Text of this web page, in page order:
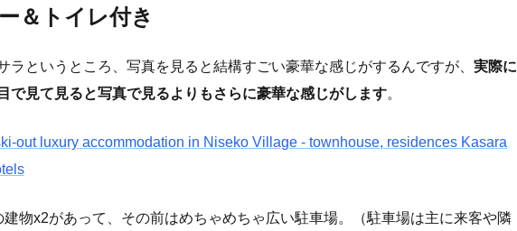
＆トイレ付き
ラというところ、写真を見ると結構すごい豪華な感じがするんですが、 実際に
で見て見ると写真で見るよりもさらに豪華な感じがします。
out luxury accommodation in Niseko Village - townhouse, residences Kasara
建物x2があって、その前はめちゃめちゃ広い駐車場。（駐車場は主に来客や隣